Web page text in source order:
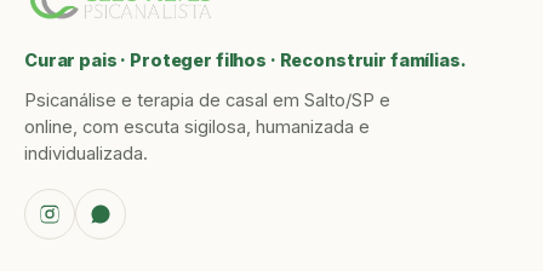
Curar pais · Proteger filhos · Reconstruir famílias.
Psicanálise e terapia de casal em Salto/SP e
online, com escuta sigilosa, humanizada e
individualizada.